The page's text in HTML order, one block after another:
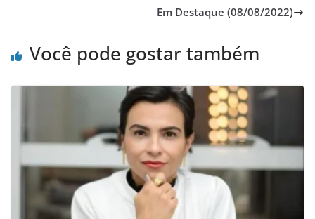
Em Destaque (08/08/2022)
Você pode gostar também